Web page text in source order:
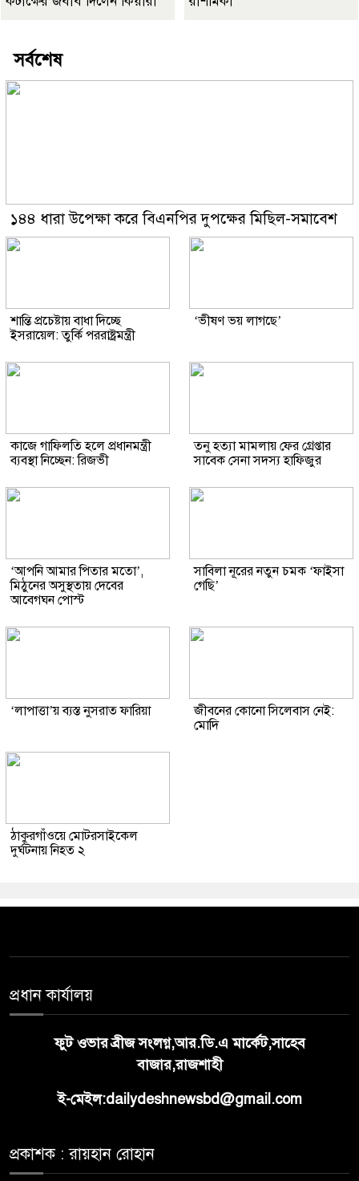
সর্বশেষ
১৪৪ ধারা উপেক্ষা করে বিএনপির দুপক্ষের মিছিল-সমাবেশ
শান্তি প্রচেষ্টায় বাধা দিচ্ছে
ইসরায়েল: তুর্কি পররাষ্ট্রমন্ত্রী
‘ভীষণ ভয় লাগছে’
কাজে গাফিলতি হলে প্রধানমন্ত্রী
ব্যবস্থা নিচ্ছেন: রিজভী
তনু হত্যা মামলায় ফের গ্রেপ্তার
সাবেক সেনা সদস্য হাফিজুর
‘আপনি আমার পিতার মতো’,
মিঠুনের অসুস্থতায় দেবের
আবেগঘন পোস্ট
সাবিলা নূরের নতুন চমক ‘ফাইসা
গেছি’
‘লাপাত্তা’য় ব্যস্ত নুসরাত ফারিয়া
জীবনের কোনো সিলেবাস নেই:
মোদি
ঠাকুরগাঁওয়ে মোটরসাইকেল
দুর্ঘটনায় নিহত ২
প্রধান কার্যালয়
ফুট ওভার ব্রীজ সংলগ্ন,আর.ডি.এ মার্কেট,সাহেব
বাজার,রাজশাহী
ই-মেইল:dailydeshnewsbd@gmail.com
প্রকাশক : রায়হান রোহান